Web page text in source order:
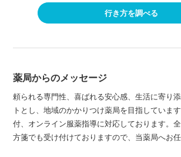
行き方を調べる
薬局からのメッセージ
頼られる専門性、喜ばれる安心感、生活に寄り
トとし、地域のかかりつけ薬局を目指していま
付、オンライン服薬指導に対応しております。
方箋でも受け付けておりますので、当薬局へお任